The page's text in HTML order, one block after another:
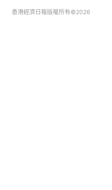
香港經濟日報版權所有©2026